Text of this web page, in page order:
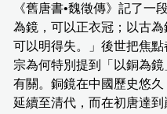
《舊唐書•魏徵傳》記了一
為鏡，可以正衣冠；以古為
可以明得失。」後世把焦
宗為何特別提到「以銅為
有關。銅鏡在中國歷史悠
延續至清代，而在初唐達到